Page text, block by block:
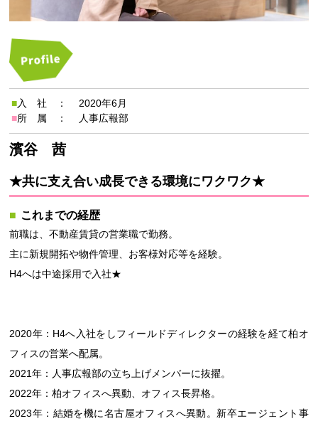
■入 社 ：
2020年6月
■所 属 ：
人事広報部
濱谷 茜
★共に支え合い成長できる環境にワクワク★
これまでの経歴
前職は、不動産賃貸の営業職で勤務。
主に新規開拓や物件管理、お客様対応等を経験。
H4へは中途採用で入社★
2020年：H4へ入社をしフィールドディレクターの経験を経て柏オ
フィスの営業へ配属。
2021年：人事広報部の立ち上げメンバーに抜擢。
2022年：柏オフィスへ異動、オフィス長昇格。
2023年：結婚を機に名古屋オフィスへ異動。新卒エージェント事